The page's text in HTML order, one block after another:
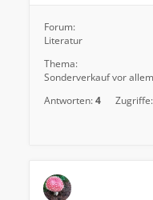
Forum:
Literatur
Thema:
Sonderverkauf vor
Antworten:4 Zugriffe: